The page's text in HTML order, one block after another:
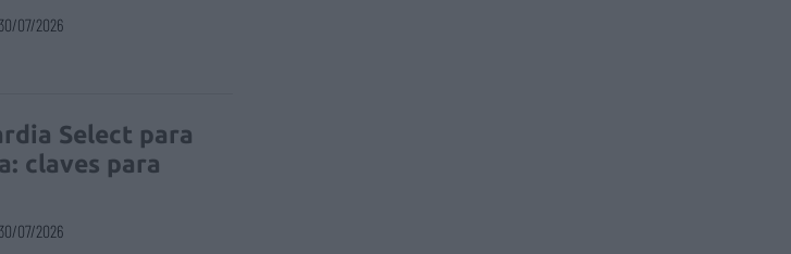
30/07/2026
Select para
claves para
30/07/2026